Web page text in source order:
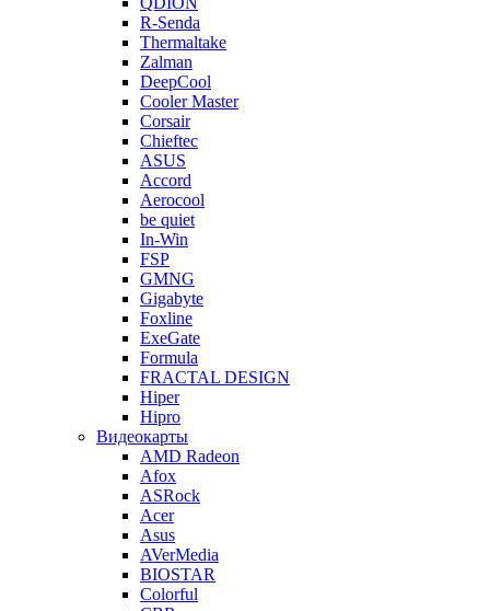
R-Senda
Thermaltake
Zalman
DeepCool
Cooler Master
Corsair
Chieftec
ASUS
Accord
Aerocool
be quiet
In-Win
FSP
GMNG
Gigabyte
Foxline
ExeGate
Formula
FRACTAL DESIGN
Hiper
Hipro
Видеокарты
AMD Radeon
Afox
ASRock
Acer
Asus
AVerMedia
BIOSTAR
Colorful